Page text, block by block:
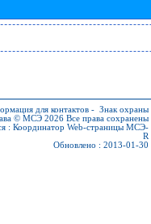
для контактов - Знак охраны
© МСЭ 2026 Все права сохранены
: Координатор Web-страницы МСЭ-
R
Обновлено : 2013-01-30